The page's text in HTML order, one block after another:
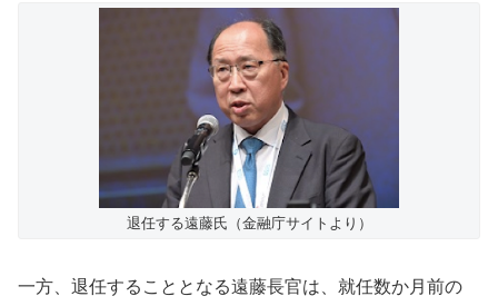
退任する遠藤氏（金融庁サイトより）
一方、退任することとなる遠藤長官は、就任数か月前の